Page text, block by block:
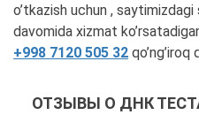
o’tkazish uchun ,
davomida xizmat
+998 7120 505 32 qo’ng’iroq
ОТЗЫВЫ О ДНК